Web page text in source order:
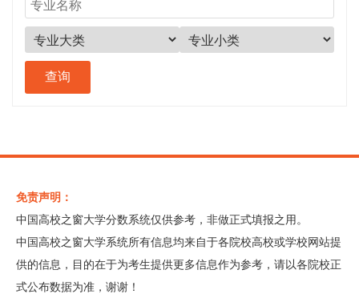
免责声明：
中国高校之窗大学分数系统仅供参考，非做正式填报之用。
中国高校之窗大学系统所有信息均来自于各院校高校或学校网站提
供的信息，目的在于为考生提供更多信息作为参考，请以各院校正
式公布数据为准，谢谢！